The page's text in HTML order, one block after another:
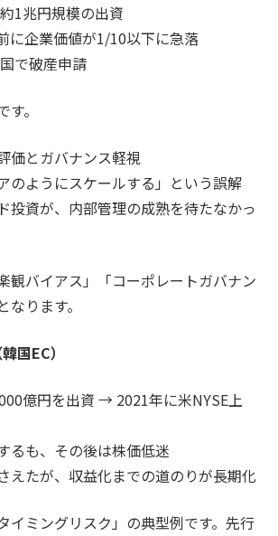
1兆円規模の出資
に企業価値が1/10以下に急落
で破産申請
。
価とガバナンス軽視
のようにスケールする」という誤解
投資が、内部管理の成熟を待たなかっ
観バイアス」「コーポレートガバナン
ります。
国EC）
億円を出資 → 2021年に米NYSE上
るも、その後は株価低迷
えたが、収益化までの道のりが長期化
イミングリスク」の典型例です。先行